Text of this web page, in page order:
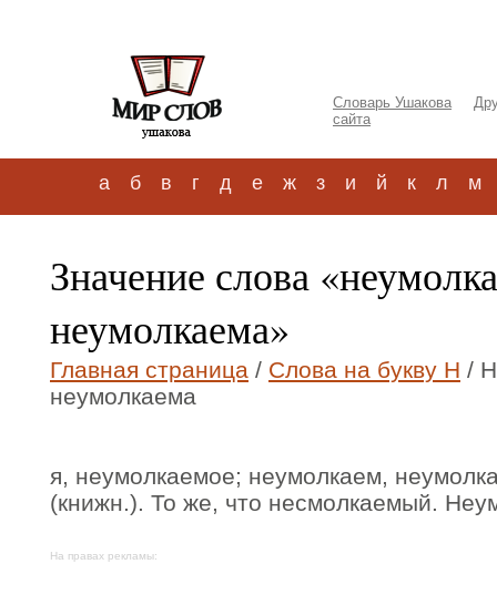
Словарь Ушакова
сайта
а б в г д е ж з и й к л м
Значение слова
неумолкаема»
Главная страница / Слова на букву Н /
неумолкаема
я, неумолкаемое; неумолкаем,
(книжн.). То же, что несмолкаемый.
На правах рекламы: